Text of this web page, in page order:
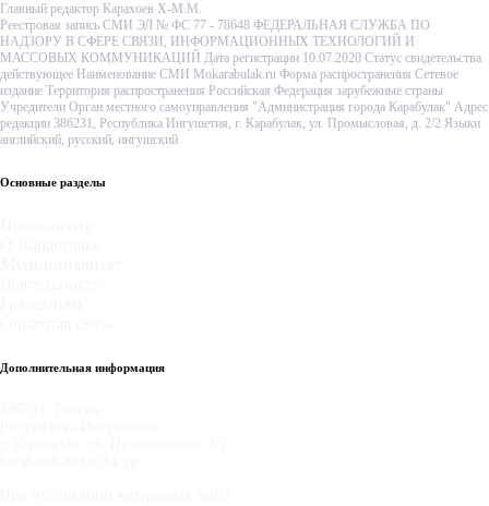
Главный редактор Карахоев Х-М.М.
Реестровая запись СМИ ЭЛ № ФС 77 - 78648 ФЕДЕРАЛЬНАЯ СЛУЖБА ПО
НАДЗОРУ В СФЕРЕ СВЯЗИ, ИНФОРМАЦИОННЫХ ТЕХНОЛОГИЙ И
МАССОВЫХ КОММУНИКАЦИЙ Дата регистрации 10.07.2020 Статус свидетельства
действующее Наименование СМИ Mokarabulak.ru Форма распространения Сетевое
издание Территория распространения Российская Федерация зарубежные страны
Учредители Орган местного самоуправления "Администрация города Карабулак" Адрес
редакции 386231, Республика Ингушетия, г. Карабулак, ул. Промысловая, д. 2/2 Языки
английский, русский, ингушский
Основные разделы
Дополнительная информация